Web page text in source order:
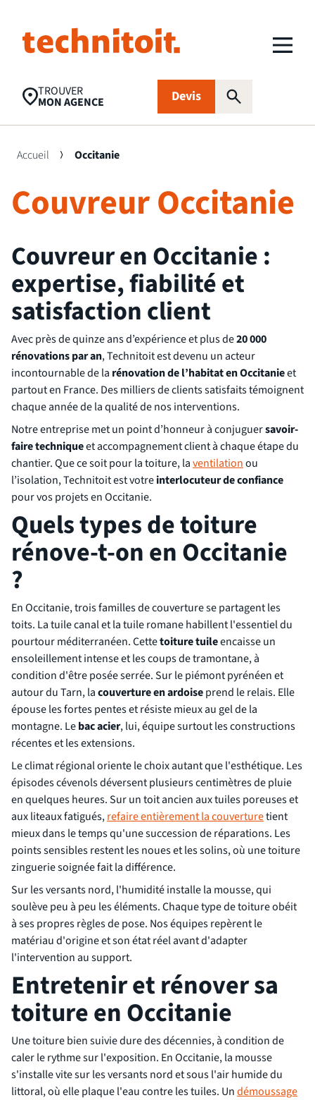
TROUVER
MON AGENCE Devis
Recherches populaires
Isolation
Traitement
d’humidité
FAQ
Accueil Occitanie
Couvreur Occitanie
Couvreur en Occitanie :
expertise, fiabilité et
satisfaction client
Avec près de quinze ans d’expérience et plus de20 000
rénovations par an, Technitoit est devenu un acteur
incontournable de la rénovation de l’habitat en Occitanieet
partout en France. Des milliers de clients satisfaits témoignent
chaque année de la qualité de nos interventions.
Notre entreprise met un point d’honneur à conjuguersavoir-
faire techniqueet accompagnement client à chaque étape du
chantier. Que ce soit pour la toiture, laventilationou
l’isolation, Technitoit est votreinterlocuteur de confiance
pour vos projets en Occitanie.
Quels types de toiture
rénove-t-on en Occitanie
?
En Occitanie, trois familles de couverture se partagent les
toits. La tuile canal et la tuile romane habillent l'essentiel du
pourtour méditerranéen. Cettetoiture tuileencaisse un
ensoleillement intense et les coups de tramontane, à
condition d'être posée serrée. Sur le piémont pyrénéen et
autour du Tarn, lacouverture en ardoiseprend le relais. Elle
épouse les fortes pentes et résiste mieux au gel de la
montagne. Lebac acier, lui, équipe surtout les constructions
récentes et les extensions.
Le climat régional oriente le choix autant que l'esthétique. Les
épisodes cévenols déversent plusieurs centimètres de pluie
en quelques heures. Sur un toit ancien aux tuiles poreuses et
aux liteaux fatigués,refaire entièrement la couverturetient
mieux dans le temps qu'une succession de réparations. Les
points sensibles restent les noues et les solins, où une toiture
zinguerie soignée fait la différence.
Sur les versants nord, l'humidité installe la mousse, qui
soulève peu à peu les éléments. Chaque type de toiture obéit
à ses propres règles de pose. Nos équipes repèrent le
matériau d'origine et son état réel avant d'adapter
l'intervention au support.
Entretenir et rénover sa
toiture en Occitanie
Une toiture bien suivie dure des décennies, à condition de
caler le rythme sur l'exposition. En Occitanie, la mousse
s'installe vite sur les versants nord et sous l'air humide du
littoral, où elle plaque l'eau contre les tuiles. Undémoussage